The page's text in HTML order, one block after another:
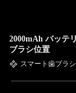
2000mAh バッテ
ブラシ位置
スマート歯ブラ